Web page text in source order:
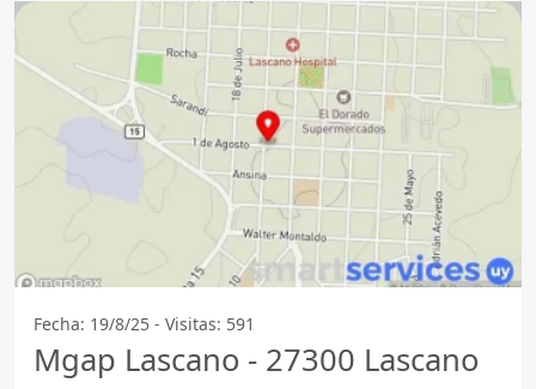
Fecha: 19/8/25 - Visitas: 591
Mgap Lascano - 27300 Lascano